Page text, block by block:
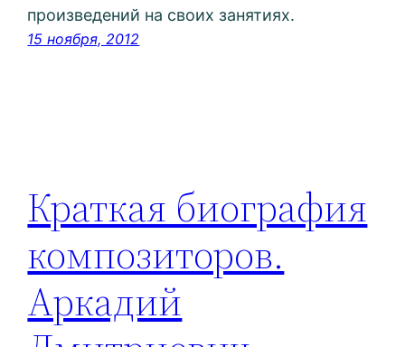
произведений на своих занятиях.
15 ноября, 2012
Краткая биография
композиторов.
Аркадий